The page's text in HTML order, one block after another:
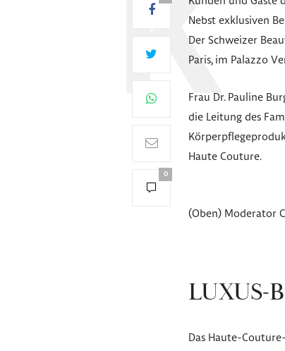
0
Nebst exklusiven
Der Schweizer
Paris, im Palazzo
Frau Dr. Pauline
die Leitung des
Haute Couture.
(Oben) Moderator
LUXUS-
Das Haute-